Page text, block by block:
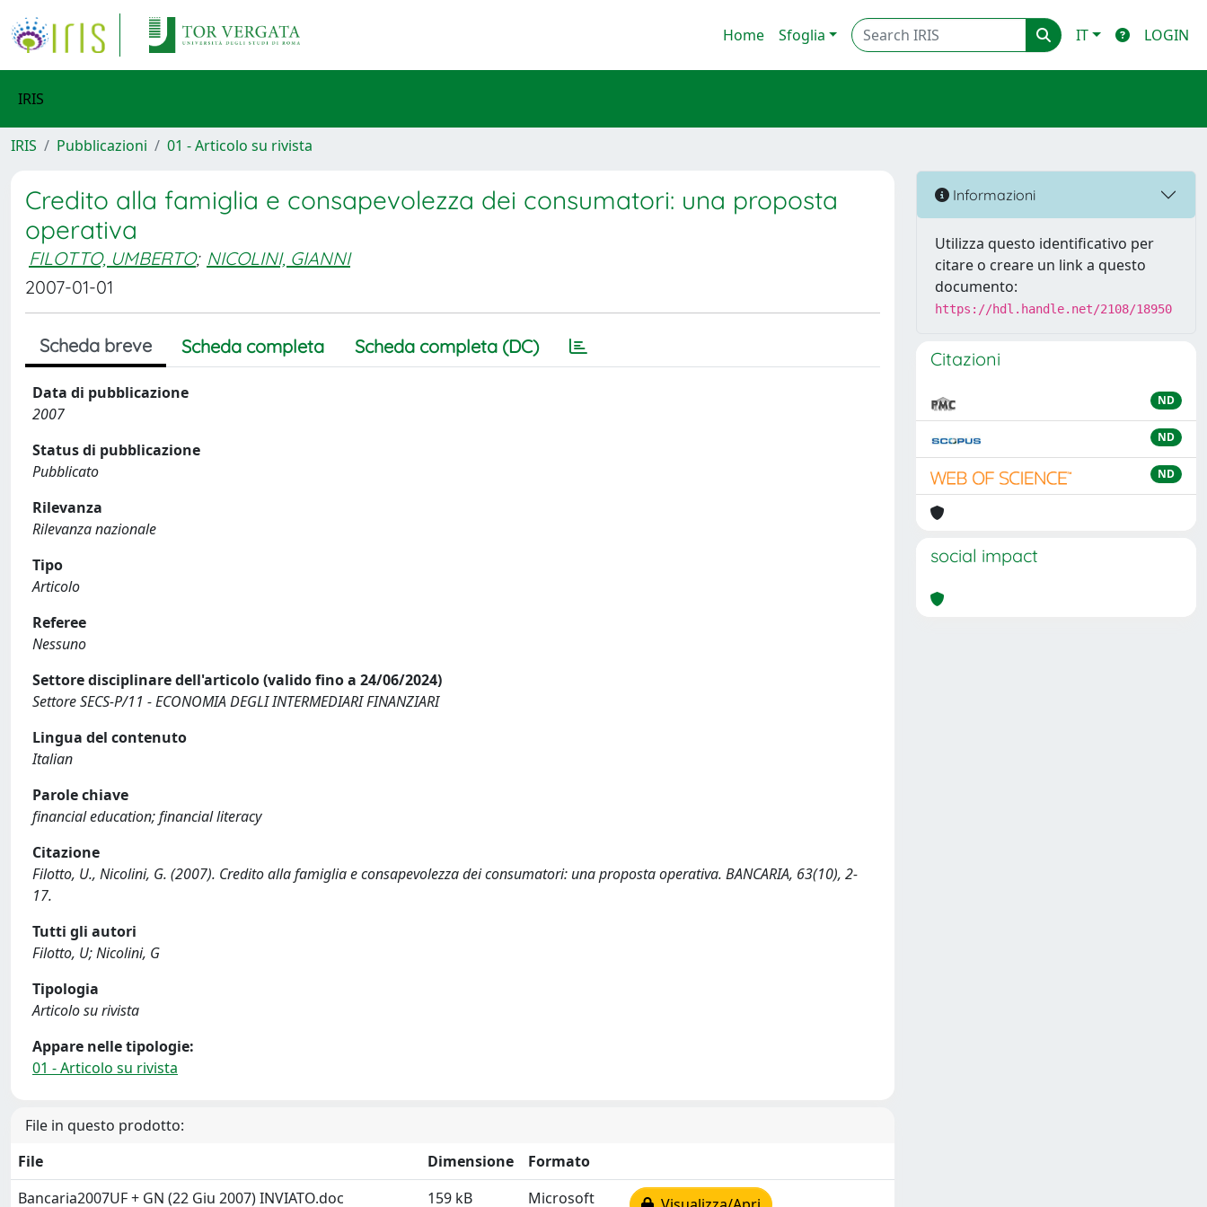
Home Sfoglia IT LOGIN
IRIS
IRIS Pubblicazioni 01 - Articolo su rivista
Credito alla famiglia e consapevolezza dei consumatori: una proposta
operativa
FILOTTO, UMBERTO; NICOLINI, GIANNI
2007-01-01
Scheda breve Scheda completa Scheda completa (DC)
Data di pubblicazione
2007
Status di pubblicazione
Pubblicato
Rilevanza
Rilevanza nazionale
Tipo
Articolo
Referee
Nessuno
Settore disciplinare dell'articolo (valido fino a 24/06/2024)
Settore SECS-P/11 - ECONOMIA DEGLI INTERMEDIARI FINANZIARI
Lingua del contenuto
Italian
Parole chiave
financial education; financial literacy
Citazione
Filotto, U., Nicolini, G. (2007). Credito alla famiglia e consapevolezza dei consumatori: una proposta operativa. BANCARIA, 63(10), 2-
17.
Tutti gli autori
Filotto, U; Nicolini, G
Tipologia
Articolo su rivista
Appare nelle tipologie:
01 - Articolo su rivista
File in questo prodotto:
File
Dimensione
Formato
Bancaria2007UF + GN (22 Giu 2007) INVIATO.doc
159 kB Microsoft
Informazioni
Utilizza questo identificativo per
citare o creare un link a questo
documento:
https://hdl.handle.net/2108/18950
Citazioni
ND
ND
ND
social impact